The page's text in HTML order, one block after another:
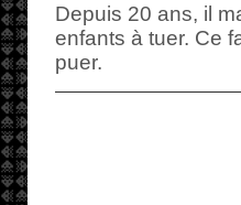
Depuis 20 ans, il
enfants à tuer. Ce
puer.